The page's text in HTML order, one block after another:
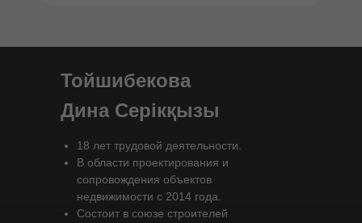
Тойшибекова
Дина Серікқызы
18 лет трудовой деятельности.
В области проектирования и
сопровождения объектов
недвижимости с 2014 года.
Состоит в союзе строителей